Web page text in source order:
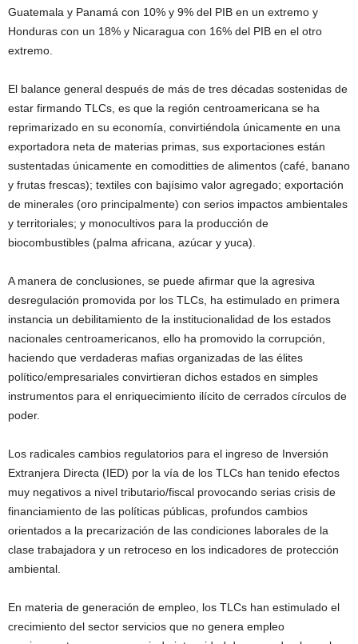
Guatemala y Panamá con 10% y 9% del PIB en un extremo y
Honduras con un 18% y Nicaragua con 16% del PIB en el otro
extremo.
El balance general después de más de tres décadas sostenidas de
estar firmando TLCs, es que la región centroamericana se ha
reprimarizado en su economía, convirtiéndola únicamente en una
exportadora neta de materias primas, sus exportaciones están
sustentadas únicamente en comoditties de alimentos (café, banano
y frutas frescas); textiles con bajísimo valor agregado; exportación
de minerales (oro principalmente) con serios impactos ambientales
y territoriales; y monocultivos para la producción de
biocombustibles (palma africana, azúcar y yuca).
A manera de conclusiones, se puede afirmar que la agresiva
desregulación promovida por los TLCs, ha estimulado en primera
instancia un debilitamiento de la institucionalidad de los estados
nacionales centroamericanos, ello ha promovido la corrupción,
haciendo que verdaderas mafias organizadas de las élites
político/empresariales convirtieran dichos estados en simples
instrumentos para el enriquecimiento ilícito de cerrados círculos de
poder.
Los radicales cambios regulatorios para el ingreso de Inversión
Extranjera Directa (IED) por la vía de los TLCs han tenido efectos
muy negativos a nivel tributario/fiscal provocando serias crisis de
financiamiento de las políticas públicas, profundos cambios
orientados a la precarización de las condiciones laborales de la
clase trabajadora y un retroceso en los indicadores de protección
ambiental.
En materia de generación de empleo, los TLCs han estimulado el
crecimiento del sector servicios que no genera empleo